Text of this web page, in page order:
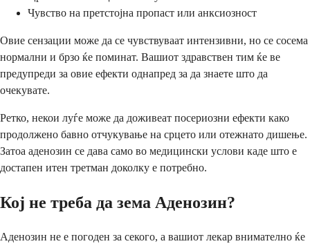
Чувство на претстојна пропаст или анксиозност
Овие сензации може да се чувствуваат интензивни, но се сосема
нормални и брзо ќе поминат. Вашиот здравствен тим ќе ве
предупреди за овие ефекти однапред за да знаете што да
очекувате.
Ретко, некои луѓе може да доживеат посериозни ефекти како
продолжено бавно отчукување на срцето или отежнато дишење.
Затоа аденозин се дава само во медицински услови каде што е
достапен итен третман доколку е потребно.
Кој не треба да зема Аденозин?
Аденозин не е погоден за секого, а вашиот лекар внимателно ќе